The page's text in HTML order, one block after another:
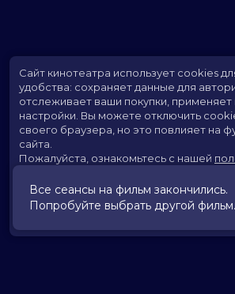
Все сеансы на фильм закончились.
Попробуйте выбрать другой фильм.
Сайт кинотеатра использует cookies
удобства: сохраняет данные для
отслеживает ваши покупки,
настройки. Вы можете отключить
своего браузера, но это повлияет на
сайта.
Пожалуйста, ознакомьтесь с нашей
Принять